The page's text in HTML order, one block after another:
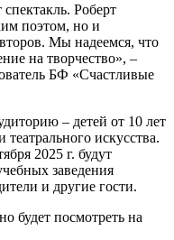
спектакль. Роберт
поэтом, но и
Мы надеемся, что
на творчество», –
БФ «Счастливые
– детей от 10 лет
искусства.
2025 г. будут
заведения
и другие гости.
будет посмотреть на